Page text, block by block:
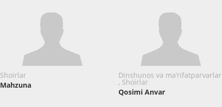
Shoirlar
Mahzuna
Dinshunos va ma’rifatparvarlar
, Shoirlar
Qosimi Anvar